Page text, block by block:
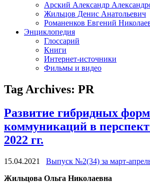
Арский Александр
Жильцов Денис Анатольевич
Романенков Евгений
Энциклопедия
Глоссарий
Книги
Интернет-источники
Фильмы и видео
Tag Archives: PR
Развитие гибридных
коммуникаций в
2022 гг.
15.04.2021
Выпуск №2(34) за март-
Жильцова Ольга Николаевна